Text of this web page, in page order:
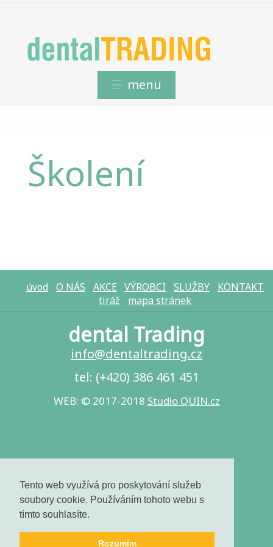
Tento web využívá pro poskytování služeb
soubory cookie. Používáním tohoto webu s
tímto souhlasíte.
Rozumím
Školení
úvod O NÁS AKCE VÝROBCI SLUŽBY
KONTAKT
tiráž
mapa stránek
dental Trading
info@​dentaltrading.cz
tel: (+420) 386 461 451
WEB: © 2017-2018 Studio QUIN.cz